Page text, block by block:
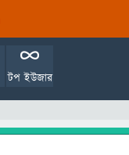
টপ ইউজার